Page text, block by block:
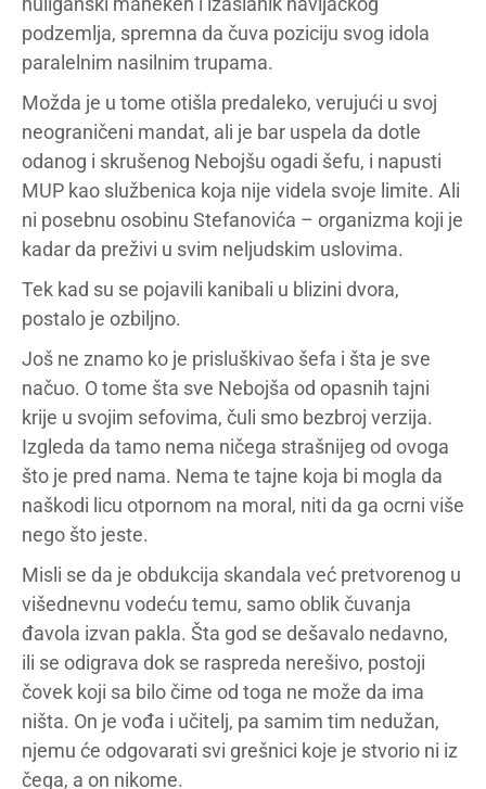
podzemlja, spremna da čuva poziciju svog idola
paralelnim nasilnim trupama.
Možda je u tome otišla predaleko, verujući u svoj
neograničeni mandat, ali je bar uspela da dotle
odanog i skrušenog Nebojšu ogadi šefu, i napusti
MUP kao službenica koja nije videla svoje limite. Ali
ni posebnu osobinu Stefanovića – organizma koji je
kadar da preživi u svim neljudskim uslovima.
Tek kad su se pojavili kanibali u blizini dvora,
postalo je ozbiljno.
Još ne znamo ko je prisluškivao šefa i šta je sve
načuo. O tome šta sve Nebojša od opasnih tajni
krije u svojim sefovima, čuli smo bezbroj verzija.
Izgleda da tamo nema ničega strašnijeg od ovoga
što je pred nama. Nema te tajne koja bi mogla da
naškodi licu otpornom na moral, niti da ga ocrni više
nego što jeste.
Misli se da je obdukcija skandala već pretvorenog u
višednevnu vodeću temu, samo oblik čuvanja
đavola izvan pakla. Šta god se dešavalo nedavno,
ili se odigrava dok se raspreda nerešivo, postoji
čovek koji sa bilo čime od toga ne može da ima
ništa. On je vođa i učitelj, pa samim tim nedužan,
njemu će odgovarati svi grešnici koje je stvorio ni iz
čega, a on nikome.